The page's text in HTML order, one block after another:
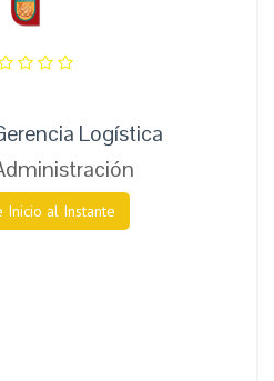
Logística
Inicio al Instante